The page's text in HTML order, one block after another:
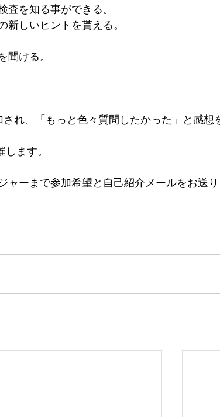
を知る事ができる。
しいヒントを貰える。
ける。
れ、「もっと色々質問したかった」と感想
ます。
ャーまで参加希望と自己紹介メールをお送り